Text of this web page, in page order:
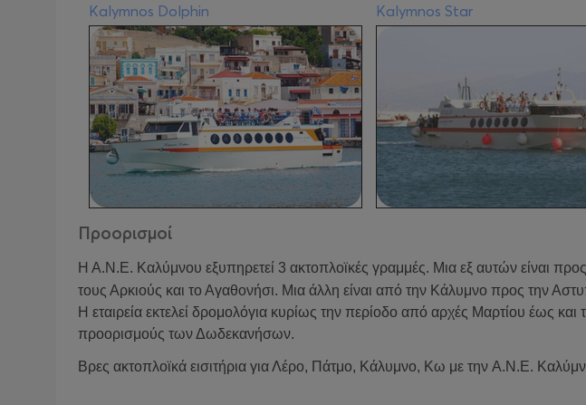
Kalymnos Dolphin Kalymnos Star
Προορισμοί
Η Α.Ν.Ε. Καλύμνου εξυπηρετεί 3 ακτοπλοϊκές γραμμές. Μια εξ αυτών είναι
τους Αρκιούς και το Αγαθονήσι. Μια άλλη είναι από την Κάλυμνο προς την
Η εταιρεία εκτελεί δρομολόγια κυρίως την περίοδο από αρχές Μαρτίου έως
προορισμούς των Δωδεκανήσων.
Βρες ακτοπλοϊκά εισιτήρια για Λέρο, Πάτμο, Κάλυμνο, Κω με την A.N.E.